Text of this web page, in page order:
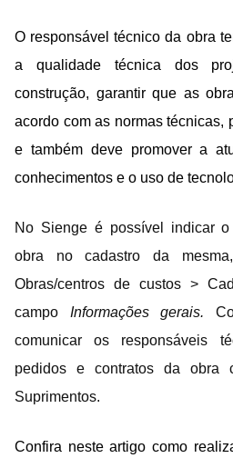
O responsável técnico da obra
a qualidade técnica dos
construção, garantir que as
acordo com as normas técnicas,
e também deve promover a
conhecimentos e o uso de
No Sienge é possível
indicar
obra no cadastro da
Obras/centros de custos >
campo Informações gerais.
comunicar os responsáveis
pedidos e contratos da obra
Suprimentos.
Confira neste artigo como